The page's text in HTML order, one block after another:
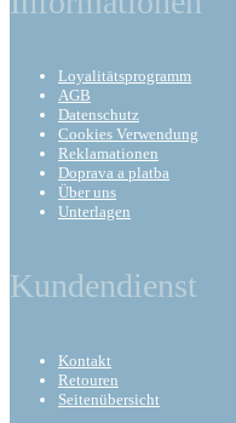
Loyalitätsprogramm
AGB
Datenschutz
Cookies Verwendung
Reklamationen
Doprava a platba
Über uns
Unterlagen
Kundendienst
Kontakt
Retouren
Seitenübersicht